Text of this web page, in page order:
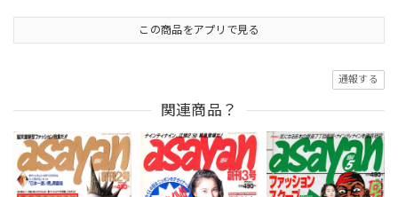
この商品をアプリで見る
通報する
関連商品？